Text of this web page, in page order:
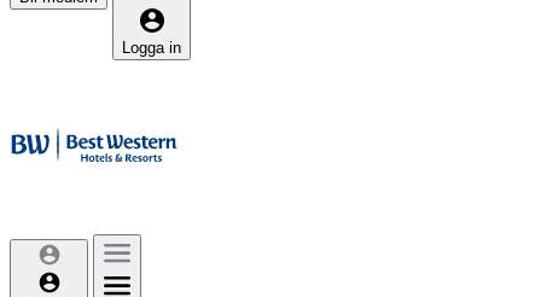
Logga in